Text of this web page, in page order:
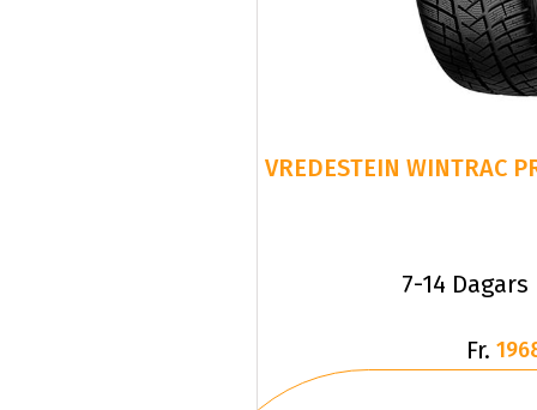
7-14
Fr.